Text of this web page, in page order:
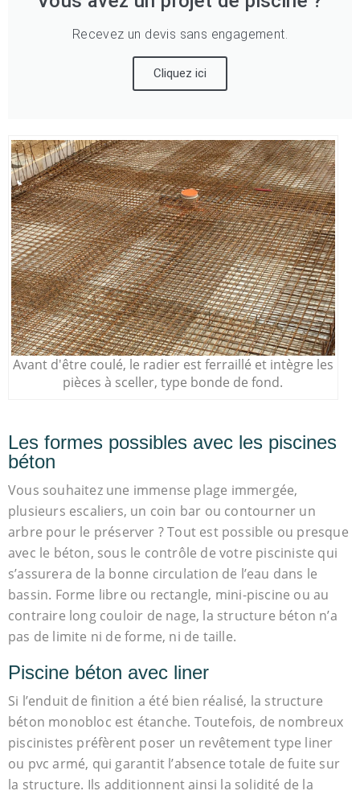
Recevez un devis sans engagement.
Cliquez ici
Avant d'être coulé, le radier est ferraillé et intègre les
pièces à sceller, type bonde de fond.
Les formes possibles avec les piscines
béton
Vous souhaitez une immense plage immergée,
plusieurs escaliers, un coin bar ou contourner un
arbre pour le préserver ? Tout est possible ou presque
avec le béton, sous le contrôle de votre pisciniste qui
s’assurera de la bonne circulation de l’eau dans le
bassin. Forme libre ou rectangle, mini-piscine ou au
contraire long couloir de nage, la structure béton n’a
pas de limite ni de forme, ni de taille.
Piscine béton avec liner
Si l’enduit de finition a été bien réalisé, la structure
béton monobloc est étanche. Toutefois, de nombreux
piscinistes préfèrent poser un revêtement type liner
ou pvc armé, qui garantit l’absence totale de fuite sur
la structure. Ils additionnent ainsi la solidité de la